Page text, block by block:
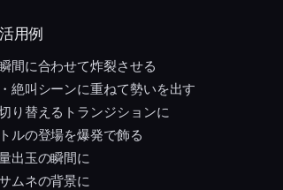
用例
間に合わせて炸裂させる
絶叫シーンに重ねて勢いを出す
り替えるトランジションに
ルの登場を爆発で飾る
出玉の瞬間に
ムネの背景に